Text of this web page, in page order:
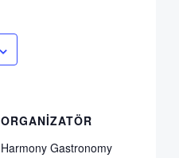
ORGANIZATÖR
Harmony Gastronomy